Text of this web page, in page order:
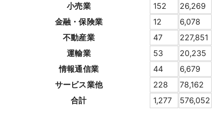
小売業
152
26,269
金融・保険業
12
6,078
不動産業
47
227,851
運輸業
53
20,235
情報通信業
44
6,679
サービス業他
228
78,162
合計
1,277 576,052